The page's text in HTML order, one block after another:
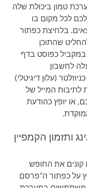
טמון ביכולת שלה
לכל מקום בו
בלחיצת כפתור
שהתוכן
כפוסט בדף
לחשבון
(עלון דיגיטלי)
לתיבות המייל של
או יופץ כהודעת
את החופש
על כפתור ה"פרסם